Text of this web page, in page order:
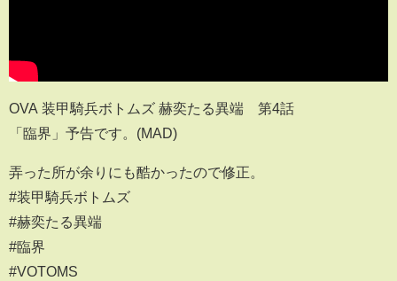
OVA 装甲騎兵ボトムズ 赫奕たる異端 第4話
「臨界」予告です。(MAD)
弄った所が余りにも酷かったので修正。
#装甲騎兵ボトムズ
#赫奕たる異端
#臨界
#VOTOMS